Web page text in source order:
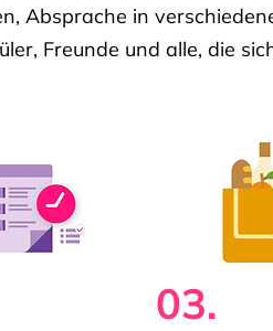
Absprache in
Freunde und alle, die
03.